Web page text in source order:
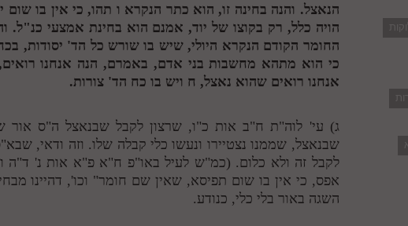
הנאצל. והנה בחינה זו, הוא כתר הנקרא ו תהו, כי אין בו שום
הויה כלל, רק בקוצו של יוד, אמנם הוא בחינת אמצעי כנ"ל.
החומר הקודם הנקרא היולי, שיש בו שורש כל הד' יסודות,
כי הוא מתהא מחשבות בני אדם, באמרם, הנה אנחנו
אנחנו רואים שהוא נאצל, ח ויש בו כח הד' צורות.
ג) עי' לוה"ת ח"ב אות כ"ו, שרצון לקבל שבנאצל ה"ס אור
שבנאצל, שממנו נצטיירו ונעשו כלי קבלה שלו. וזה ודאי,
לקבל זה ולא כלום. (כמ"ש לעיל באו"פ ח"א פ"א אות נ'
אפס, כי אין בו שום תפיסא, שאין שם חומר" וכו', דהיינו
השגה באור בלי כלי, כנודע.